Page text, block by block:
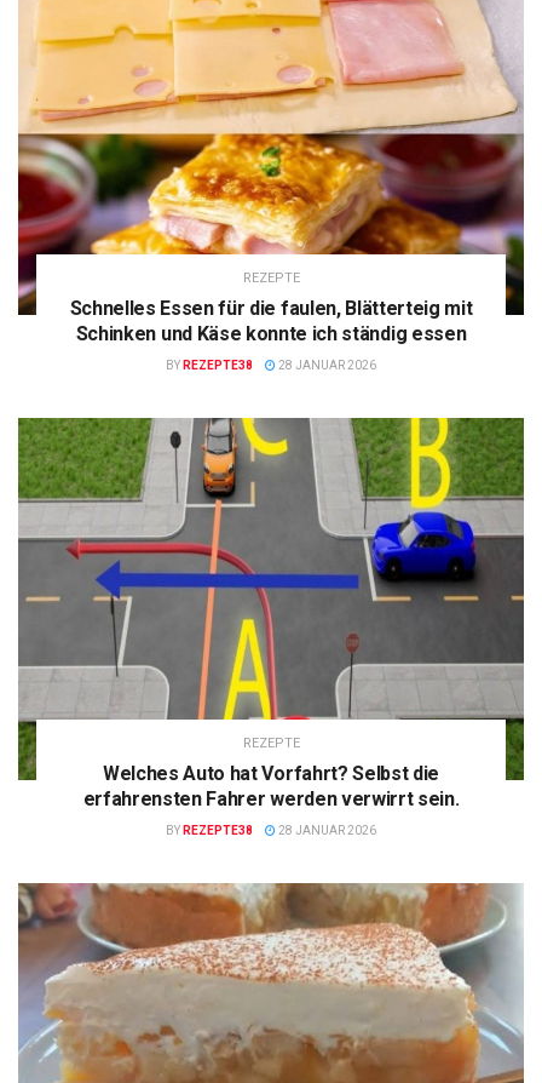
REZEPTE
Schnelles Essen für die faulen, Blätterteig mit
Schinken und Käse konnte ich ständig essen
BY REZEPTE38 28 JANUAR 2026
REZEPTE
Welches Auto hat Vorfahrt? Selbst die
erfahrensten Fahrer werden verwirrt sein.
BY REZEPTE38 28 JANUAR 2026